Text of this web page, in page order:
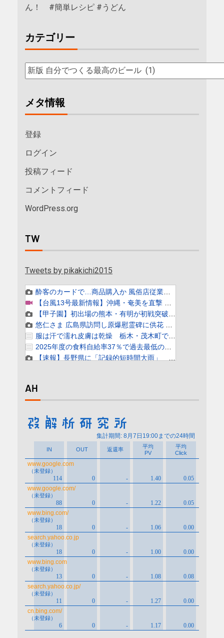
ん！ #簡単レシピ #うどん
カテゴリー
メタ情報
登録
ログイン
投稿フィード
コメントフィード
WordPress.org
TW
Tweets by pikakichi2015
AH